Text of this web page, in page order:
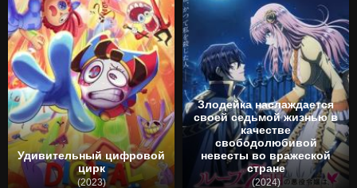
Удивительный цифровой
цирк
(2023)
Злодейка наслаждается
своей седьмой жизнью в
качестве
свободолюбивой
невесты во вражеской
стране
(2024)